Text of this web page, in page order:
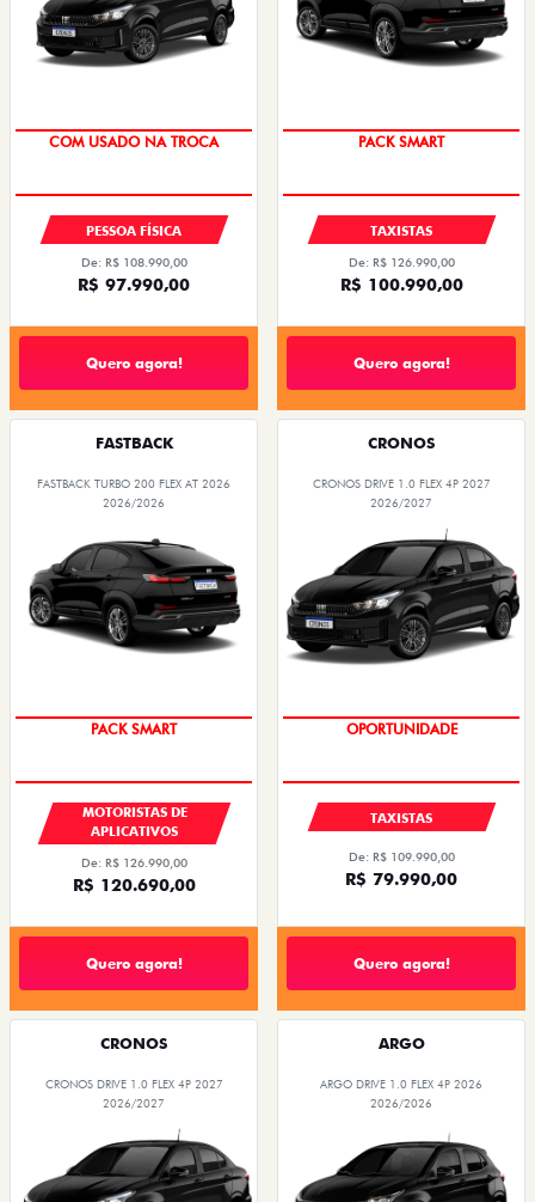
COM USADO NA TROCA
PESSOA FÍSICA
De: R$ 108.990,00
R$ 97.990,00
Quero agora!
PACK SMART
TAXISTAS
De: R$ 126.990,00
R$ 100.990,00
Quero agora!
FASTBACK
FASTBACK TURBO 200 FLEX AT 2026
2026/2026
PACK SMART
MOTORISTAS DE
APLICATIVOS
De: R$ 126.990,00
R$ 120.690,00
Quero agora!
CRONOS
CRONOS DRIVE 1.0 FLEX 4P 2027
2026/2027
OPORTUNIDADE
TAXISTAS
De: R$ 109.990,00
R$ 79.990,00
Quero agora!
CRONOS
CRONOS DRIVE 1.0 FLEX 4P 2027
2026/2027
ARGO
ARGO DRIVE 1.0 FLEX 4P 2026
2026/2026